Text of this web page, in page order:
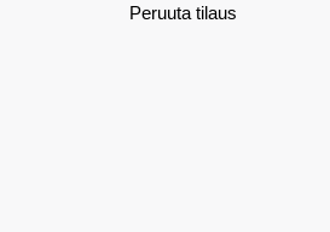
Peruuta tilaus